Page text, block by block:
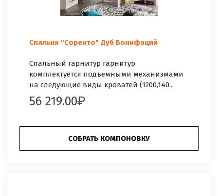
Спальня "Соренто" Дуб Бонифаций
Спальный гарнитур гарнитур
комплектуется подъемными механизмами
на следующие виды кроватей (1200,140..
56 219.00
СОБРАТЬ КОМПОНОВКУ